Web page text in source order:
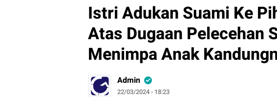
Istri Adukan Suami Ke
Atas Dugaan Pelecehan
Menimpa Anak
Admin
22/03/2024 - 18:23